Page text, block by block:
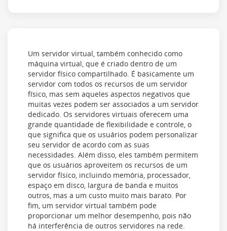
Um servidor virtual, também conhecido como
máquina virtual, que é criado dentro de um
servidor físico compartilhado. É basicamente um
servidor com todos os recursos de um servidor
físico, mas sem aqueles aspectos negativos que
muitas vezes podem ser associados a um servidor
dedicado. Os servidores virtuais oferecem uma
grande quantidade de flexibilidade e controle, o
que significa que os usuários podem personalizar
seu servidor de acordo com as suas
necessidades. Além disso, eles também permitem
que os usuários aproveitem os recursos de um
servidor físico, incluindo memória, processador,
espaço em disco, largura de banda e muitos
outros, mas a um custo muito mais barato. Por
fim, um servidor virtual também pode
proporcionar um melhor desempenho, pois não
há interferência de outros servidores na rede.